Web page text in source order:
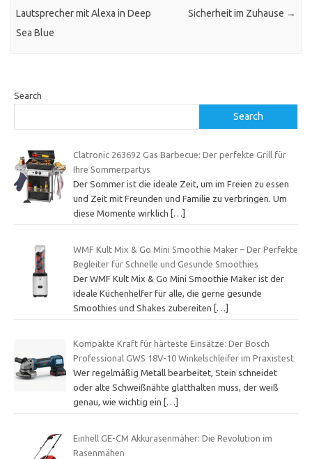
Lautsprecher mit Alexa in Deep
Sea Blue
Sicherheit im Zuhause →
Search
Search
Clatronic 263692 Gas Barbecue: Der perfekte Grill für
Ihre Sommerpartys
Der Sommer ist die ideale Zeit, um im Freien zu essen
und Zeit mit Freunden und Familie zu verbringen. Um
diese Momente wirklich
[…]
WMF Kult Mix & Go Mini Smoothie Maker – Der Perfekte
Begleiter für Schnelle und Gesunde Smoothies
Der WMF Kult Mix & Go Mini Smoothie Maker ist der
ideale Küchenhelfer für alle, die gerne gesunde
Smoothies und Shakes zubereiten […]
Kompakte Kraft für härteste Einsätze: Der Bosch
Professional GWS 18V-10 Winkelschleifer im Praxistest
Wer regelmäßig Metall bearbeitet, Stein schneidet
oder alte Schweißnähte glatthalten muss, der weiß
genau, wie wichtig ein
[…]
Einhell GE-CM Akkurasenmäher: Die Revolution im
Rasenmähen